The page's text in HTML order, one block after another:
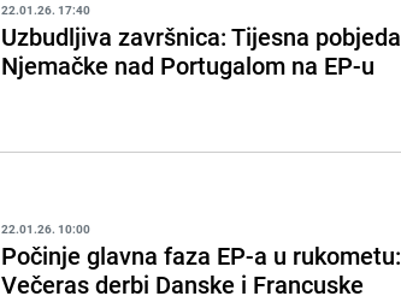
22.01.26. 17:40
Uzbudljiva završnica: Tijesna pobjeda
Njemačke nad Portugalom na EP-u
22.01.26. 10:00
Počinje glavna faza EP-a u rukometu:
Večeras derbi Danske i Francuske